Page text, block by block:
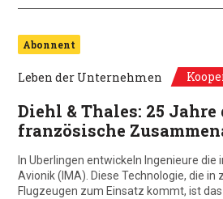
Abonnent
Leben der Unternehmen
Diehl & Thales: 25 Jahre
französische
In Uberlingen entwickeln Ingenieure
Avionik (IMA). Diese Technologie, die in
Flugzeugen zum Einsatz kommt, ist das